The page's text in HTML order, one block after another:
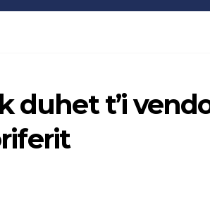
duhet t’i